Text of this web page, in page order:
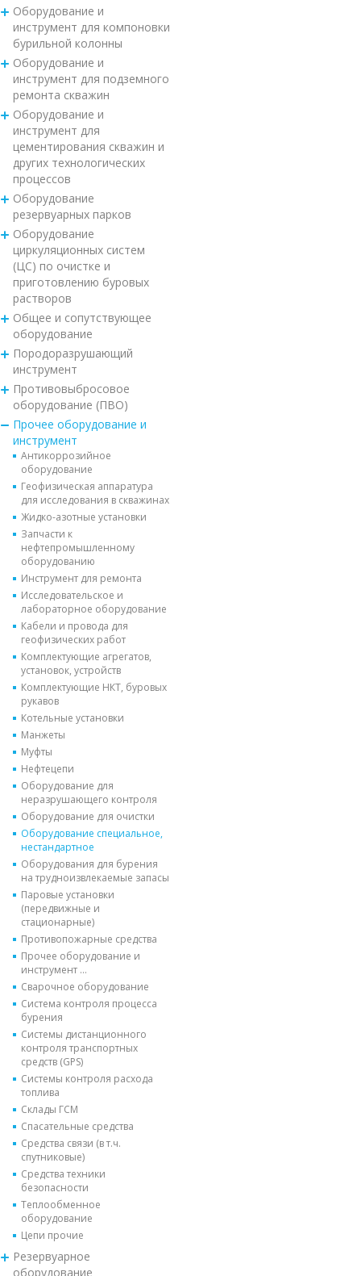
Оборудование и
инструмент для компоновки
бурильной колонны
Оборудование и
инструмент для подземного
ремонта скважин
Оборудование и
инструмент для
цементирования скважин и
других технологических
процессов
Оборудование
резервуарных парков
Оборудование
циркуляционных систем
(ЦС) по очистке и
приготовлению буровых
растворов
Общее и сопутствующее
оборудование
Породоразрушающий
инструмент
Противовыбросовое
оборудование (ПВО)
Прочее оборудование и
инструмент
Антикоррозийное
оборудование
Геофизическая аппаратура
для исследования в скважинах
Жидко-азотные установки
Запчасти к
нефтепромышленному
оборудованию
Инструмент для ремонта
Исследовательское и
лабораторное оборудование
Кабели и провода для
геофизических работ
Комплектующие агрегатов,
установок, устройств
Комплектующие НКТ, буровых
рукавов
Котельные установки
Манжеты
Муфты
Нефтецепи
Оборудование для
неразрушающего контроля
Оборудование для очистки
Оборудование специальное,
нестандартное
Оборудования для бурения
на трудноизвлекаемые запасы
Паровые установки
(передвижные и
стационарные)
Противопожарные средства
Прочее оборудование и
инструмент ...
Сварочное оборудование
Система контроля процесса
бурения
Системы дистанционного
контроля транспортных
средств (GPS)
Системы контроля расхода
топлива
Склады ГСМ
Спасательные средства
Средства связи (в т.ч.
спутниковые)
Средства техники
безопасности
Теплообменное
оборудование
Цепи прочие
Резервуарное
оборудование